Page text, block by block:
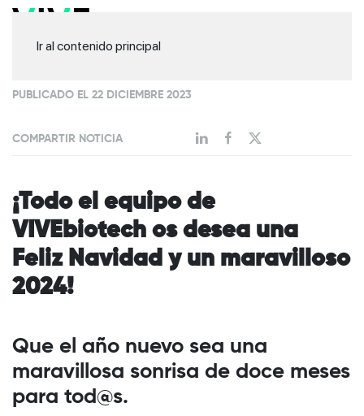
Ir al contenido principal
PUBLICADO EL 22 DICIEMBRE 2023
COMPARTIR NOTICIA
¡Todo el equipo de
VIVEbiotech os desea una
Feliz Navidad y un maravilloso
2024!
Que el año nuevo sea una
maravillosa sonrisa de doce meses
para tod@s.